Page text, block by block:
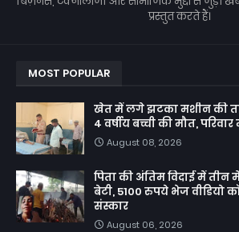
प्रस्तुत करते हैं।
MOST POPULAR
खेत में लगे झटका मशीन की
4 वर्षीय बच्ची की मौत,
August 08, 2026
पिता की अंतिम विदाई में तीन
बेटी, 5100 रुपये भेज वीडियो
संस्कार
August 06, 2026